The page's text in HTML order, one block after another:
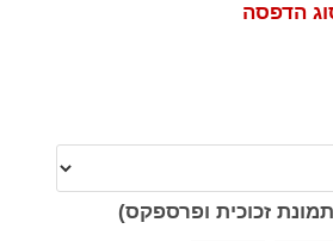
הדפסה
זכוכית ופרספקס)